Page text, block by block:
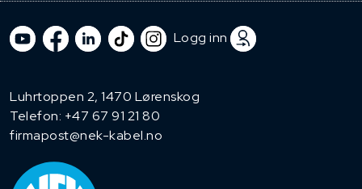
Logg inn
Luhrtoppen 2, 1470 Lørenskog
Telefon: +47 67 91 21 80
firmapost@nek-kabel.no